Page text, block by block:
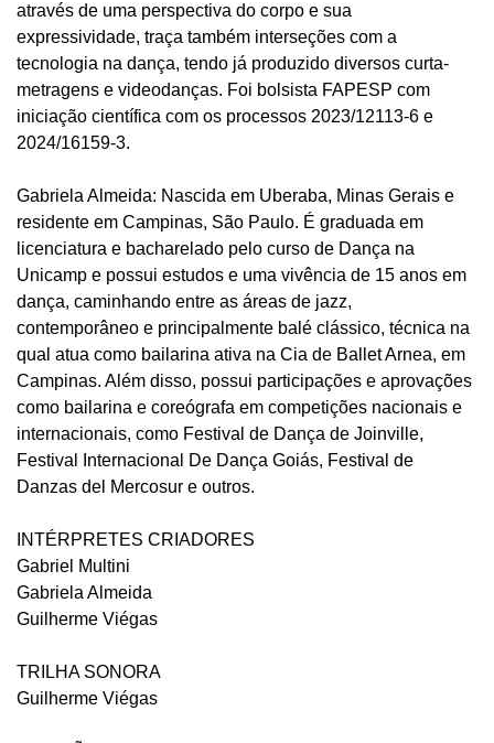
através de uma perspectiva do corpo e sua
expressividade, traça também interseções com a
tecnologia na dança, tendo já produzido diversos curta-
metragens e videodanças. Foi bolsista FAPESP com
iniciação científica com os processos 2023/12113-6 e
2024/16159-3.
Gabriela Almeida: Nascida em Uberaba, Minas Gerais e
residente em Campinas, São Paulo. É graduada em
licenciatura e bacharelado pelo curso de Dança na
Unicamp e possui estudos e uma vivência de 15 anos em
dança, caminhando entre as áreas de jazz,
contemporâneo e principalmente balé clássico, técnica na
qual atua como bailarina ativa na Cia de Ballet Arnea, em
Campinas. Além disso, possui participações e aprovações
como bailarina e coreógrafa em competições nacionais e
internacionais, como Festival de Dança de Joinville,
Festival Internacional De Dança Goiás, Festival de
Danzas del Mercosur e outros.
INTÉRPRETES CRIADORES
Gabriel Multini
Gabriela Almeida
Guilherme Viégas
TRILHA SONORA
Guilherme Viégas